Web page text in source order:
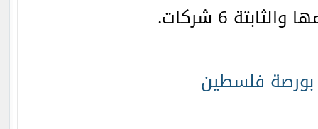
6 شركات.
بورصة فلسطين